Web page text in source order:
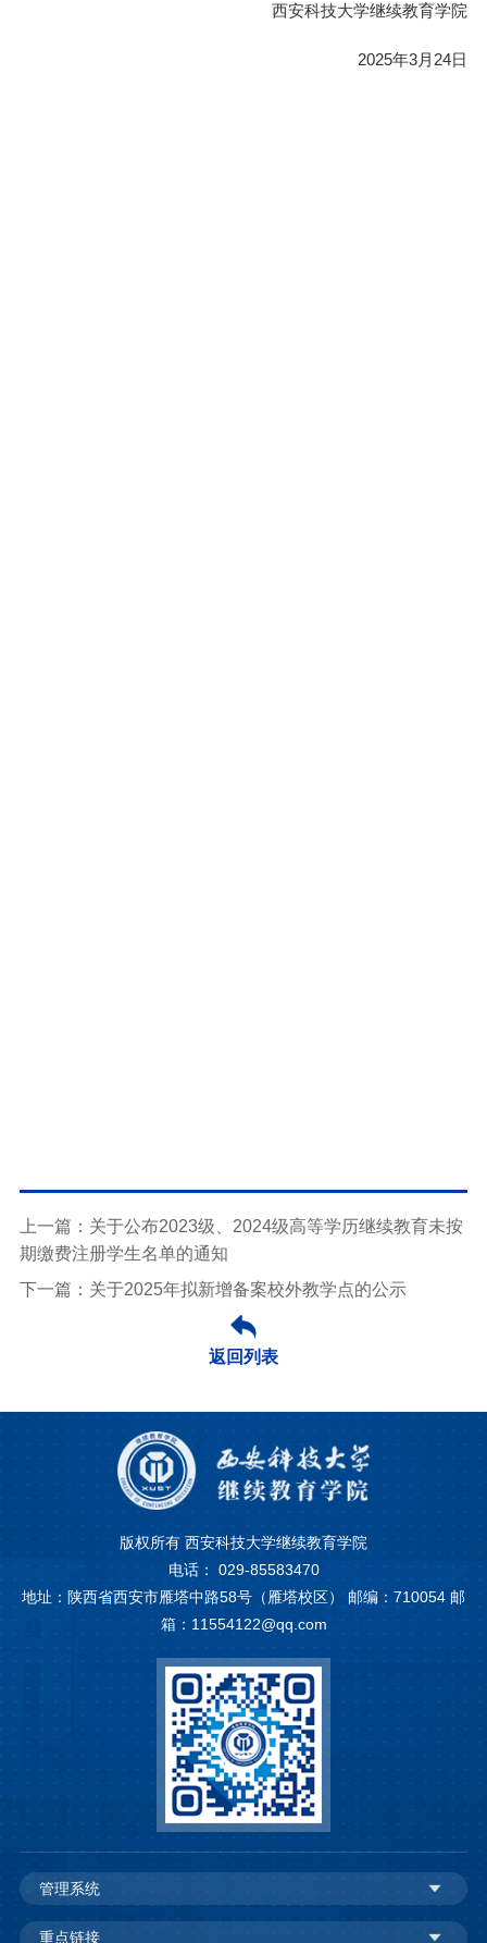
西安科技大学继续教育学院
2025年3月24日
上一篇：关于公布2023级、2024级高等学历继续教育未按
期缴费注册学生名单的通知
下一篇：关于2025年拟新增备案校外教学点的公示
返回列表
版权所有 西安科技大学继续教育学院
电话： 029-85583470
地址：陕西省西安市雁塔中路58号（雁塔校区） 邮编：710054 邮
箱：11554122@qq.com
管理系统
重点链接